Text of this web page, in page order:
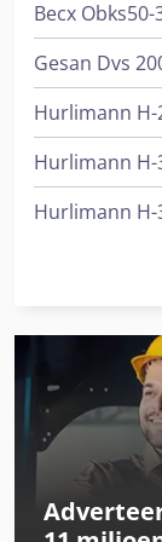
Becx Obks50-
Gesan Dvs
Hurlimann H-
Hurlimann H-
Hurlimann H-
Hurlimann
Hurlimann
Hurlimann H-
Hurlimann